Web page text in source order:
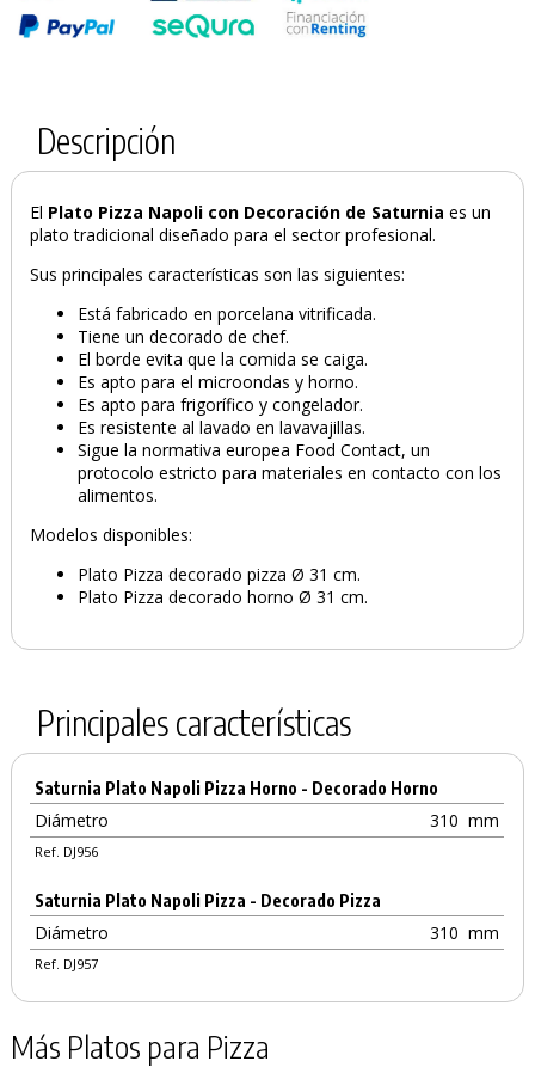
PRODUCTO AÑADIDO AL CARRITO
Descripción
El Plato Pizza Napoli con Decoración de Saturniaes un
plato tradicional diseñado para el sector profesional.
Sus principales características son las siguientes:
Está fabricado en porcelana vitrificada.
Tiene un decorado de chef.
El borde evita que la comida se caiga.
Es apto para el microondas y horno.
Es apto para frigorífico y congelador.
Es resistente al lavado en lavavajillas.
Sigue la normativa europea Food Contact, un
protocolo estricto para materiales en contacto con los
alimentos.
Modelos disponibles:
Plato Pizza decorado pizza Ø 31 cm.
Plato Pizza decorado horno Ø 31 cm.
Principales características
Saturnia Plato Napoli Pizza Horno - Decorado Horno
Diámetro 310 mm
Ref. DJ956
Saturnia Plato Napoli Pizza - Decorado Pizza
Diámetro 310 mm
Ref. DJ957
Más Platos para Pizza